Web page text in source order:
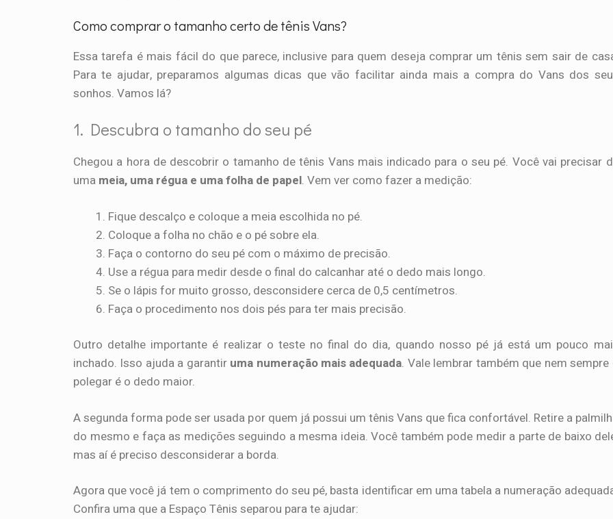
Como comprar o tamanho certo de tênis Vans?
Essa tarefa é mais fácil do que parece, inclusive para quem deseja comprar um tênis sem sair de
Para te ajudar, preparamos algumas dicas que vão facilitar ainda mais a compra do Vans dos
sonhos. Vamos lá?
1. Descubra o tamanho do seu pé
Chegou a hora de descobrir o tamanho de tênis Vans mais indicado para o seu pé. Você vai precisar
uma meia, uma régua e uma folha de papel. Vem ver como fazer a medição:
Fique descalço e coloque a meia escolhida no pé.
Coloque a folha no chão e o pé sobre ela.
Faça o contorno do seu pé com o máximo de precisão.
Use a régua para medir desde o final do calcanhar até o dedo mais longo.
Se o lápis for muito grosso, desconsidere cerca de 0,5 centímetros.
Faça o procedimento nos dois pés para ter mais precisão.
Outro detalhe importante é realizar o teste no final do dia, quando nosso pé já está um pouco
inchado. Isso ajuda a garantir uma numeração mais adequada. Vale lembrar também que nem sempre
polegar é o dedo maior.
A segunda forma pode ser usada por quem já possui um tênis Vans que fica confortável. Retire a
do mesmo e faça as medições seguindo a mesma ideia. Você também pode medir a parte de baixo
mas aí é preciso desconsiderar a borda.
Agora que você já tem o comprimento do seu pé, basta identificar em uma tabela a numeração
Confira uma que a Espaço Tênis separou para te ajudar: